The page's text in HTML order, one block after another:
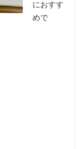
におすす
めで